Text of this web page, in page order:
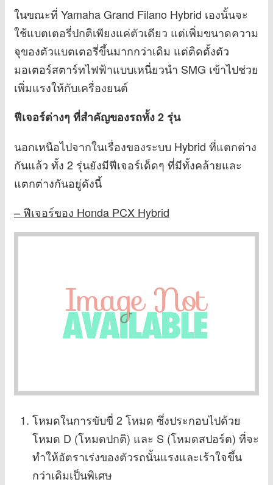
ในขณะที่ Yamaha Grand Filano Hybrid เองนั้นจะ
ใช้แบตเตอรี่ปกติเพียงแค่ตัวเดียว แต่เพิ่มขนาดความ
จุของตัวแบตเตอรี่ขึ้นมากกว่าเดิม แต่ติดตั้งตัว
มอเตอร์สตาร์ทไฟฟ้าแบบเหนี่ยวนำ SMG เข้าไปช่วย
เพิ่มแรงให้กับเครื่องยนต์
ฟีเจอร์ต่างๆ ที่สำคัญของรถทั้ง 2 รุ่น
นอกเหนือไปจากในเรื่องของระบบ Hybrid ที่แตกต่าง
กันแล้ว ทั้ง 2 รุ่นยังมีฟีเจอร์เด็ดๆ ที่มีทั้งคล้ายและ
แตกต่างกันอยู่ดังนี้
– ฟีเจอร์ของ Honda PCX Hybrid
โหมดในการขับขี่ 2 โหมด ซึ่งประกอบไปด้วย
โหมด D (โหมดปกติ) และ S (โหมดสปอร์ต) ที่จะ
ทำให้อัตราเร่งของตัวรถนั้นแรงและเร้าใจขึ้น
กว่าเดิมเป็นพิเศษ